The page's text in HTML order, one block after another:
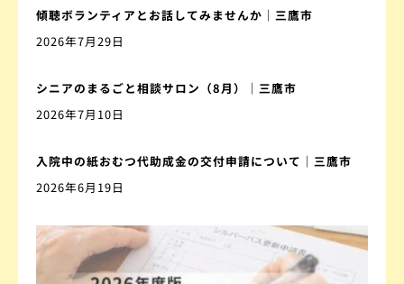
傾聴ボランティアとお話してみませんか｜三鷹市
2026年7月29日
シニアのまるごと相談サロン（8月）｜三鷹市
2026年7月10日
入院中の紙おむつ代助成金の交付申請について｜三鷹市
2026年6月19日